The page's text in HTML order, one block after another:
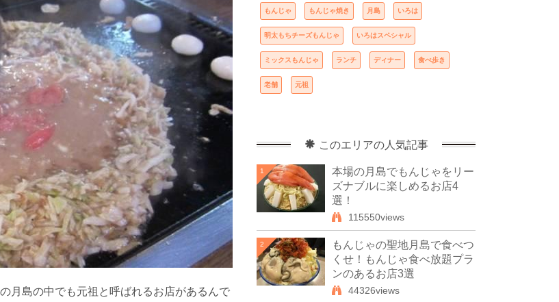
月島の中でも元祖と呼ばれるお店があるんで
もんじゃ もんじゃ焼き 月島 いろは
明太もちチーズもんじゃ いろはスペシャル
ミックスもんじゃ ランチ ディナー 食べ歩き
老舗 元祖
このエリアの人気記事
1
本場の月島でもんじゃをリー
ズナブルに楽しめるお店4
選！
115550views
2
もんじゃの聖地月島で食べつ
くせ！もんじゃ食べ放題プラ
ンのあるお店3選
44326views